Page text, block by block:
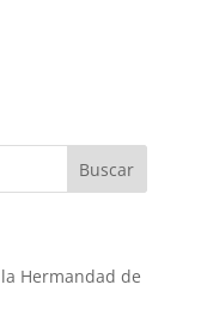
Hermandad de